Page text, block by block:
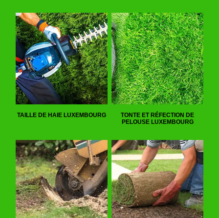
TAILLE DE HAIE LUXEMBOURG
TONTE ET RÉFECTION DE
PELOUSE LUXEMBOURG